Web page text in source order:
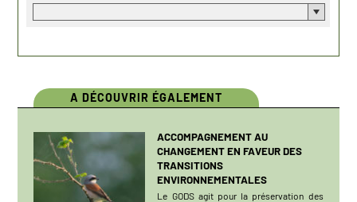
A DÉCOUVRIR ÉGALEMENT
ACCOMPAGNEMENT AU
CHANGEMENT EN FAVEUR DES
TRANSITIONS
ENVIRONNEMENTALES
Le GODS agit pour la préservation des